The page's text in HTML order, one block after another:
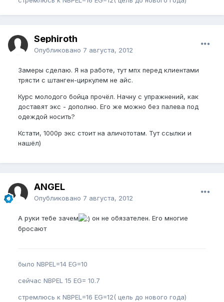
Sephiroth
Опубликовано 7 августа, 2012
Замеры сделаю. Я на работе, тут мпх перед клиентами
трясти с штанген-циркулем не айс.
Курс молодого бойца прочёл. Начну с упражнений, как
доставят экс - дополню. Его же можно без палева под
одеждой носить?
Кстати, 1000р экс стоит на аличототам. Тут ссылки и
нашёл)
ANGEL
Опубликовано 7 августа, 2012
А руки тебе зачем
он не обязателен. Его многие
бросают
было NBPEL=14 EG=10
сейчас NBPEL 15 EG= 10.7
стремлюсь к NBPEL=16 EG=12( цель до нового года)